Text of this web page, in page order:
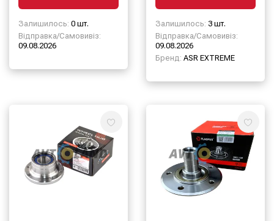
Залишилось: 0 шт.
Відправка/Самовивіз:
09.08.2026
Залишилось: 3 шт.
Відправка/Самовивіз:
09.08.2026
Бренд: ASR EXTREME